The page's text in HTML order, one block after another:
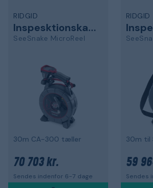
RIDGID
Inspesktionskamera
SeeSnake MicroReel
30m CA-300 tæller
70 703 kr.
Sendes indenfor 6-7 dage
RIDGID
30m til
59
Sendes